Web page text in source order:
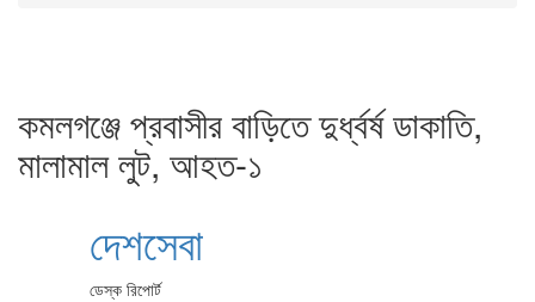
কমলগঞ্জে প্রবাসীর বাড়িতে দুর্ধ্বর্ষ ডাকাতি,
মালামাল লুট, আহত-১
দেশসেবা
ডেস্ক রিপোর্ট